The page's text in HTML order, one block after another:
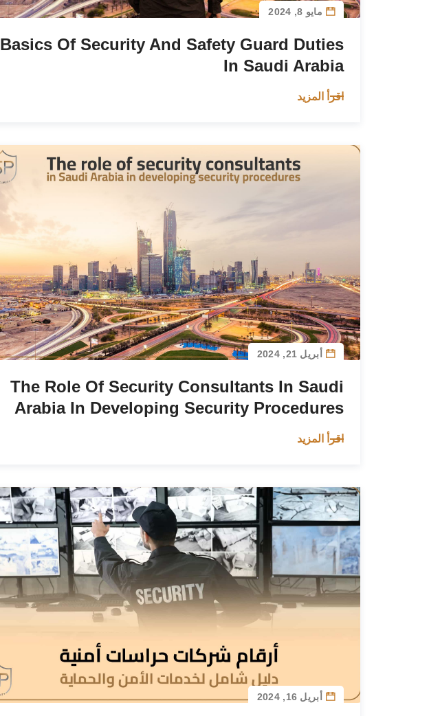
مايو 8, 2024
Basics Of Security And Safety Guard Duties
In Saudi Arabia
اقرأ المزيد
أبريل 21, 2024
The Role Of Security Consultants In Saudi
Arabia In Developing Security Procedures
اقرأ المزيد
أبريل 16, 2024